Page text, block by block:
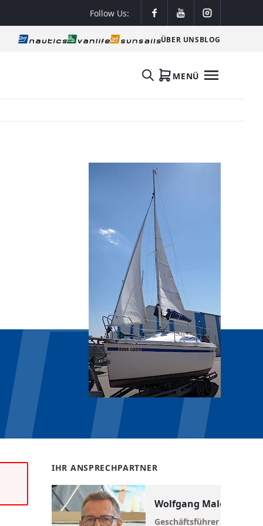
Follow Us:
ÜBER UNSBLOG
MENÜ
IHR ANSPRECHPARTNER
Wolfgang Maletschek
Geschäftsführer